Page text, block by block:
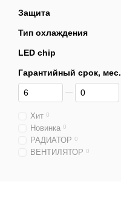
Защита
Тип охлаждения
LED chip
Гарантийный срок, мес.
От Гарантийный срок, мес.
До Гарантийный срок, мес.
Хит 0
Новинка 0
РАДИАТОР 0
ВЕНТИЛЯТОР 0